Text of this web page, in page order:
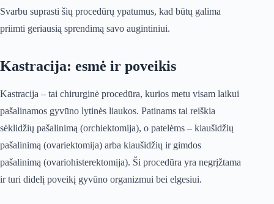
Svarbu suprasti šių procedūrų ypatumus, kad būtų galima
priimti geriausią sprendimą savo augintiniui.
Kastracija: esmė ir poveikis
Kastracija – tai chirurginė procedūra, kurios metu visam laikui
pašalinamos gyvūno lytinės liaukos. Patinams tai reiškia
sėklidžių pašalinimą (orchiektomija), o patelėms – kiaušidžių
pašalinimą (ovariektomija) arba kiaušidžių ir gimdos
pašalinimą (ovariohisterektomija). Ši procedūra yra negrįžtama
ir turi didelį poveikį gyvūno organizmui bei elgesiui.